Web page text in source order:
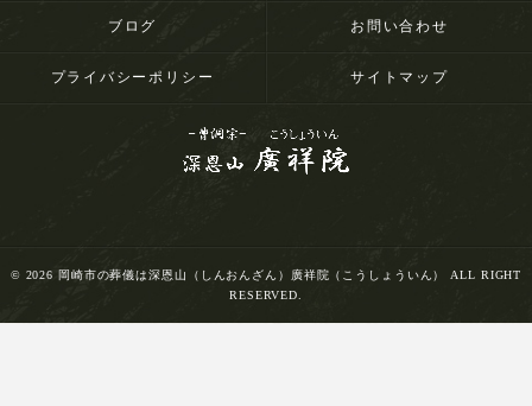
ブログ お問い合わせ
プライバシーポリシー サイトマップ
© 2026 岡崎市の葬儀は深恩山（しんおんざん）廣祥院（こうしょういん） ALL RIGHT
RESERVED.